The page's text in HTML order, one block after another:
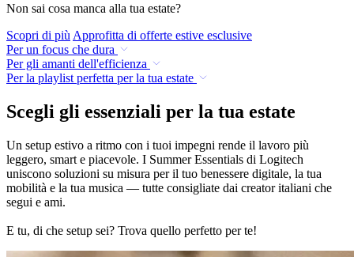
Non sai cosa manca alla tua estate?
Scopri di più Approfitta di offerte estive esclusive
Per un focus che dura
Per gli amanti dell'efficienza
Per la playlist perfetta per la tua estate
Scegli gli essenziali per la tua estate
Un setup estivo a ritmo con i tuoi impegni rende il lavoro più
leggero, smart e piacevole. I Summer Essentials di Logitech
uniscono soluzioni su misura per il tuo benessere digitale, la tua
mobilità e la tua musica — tutte consigliate dai creator italiani che
segui e ami.
E tu, di che setup sei? Trova quello perfetto per te!